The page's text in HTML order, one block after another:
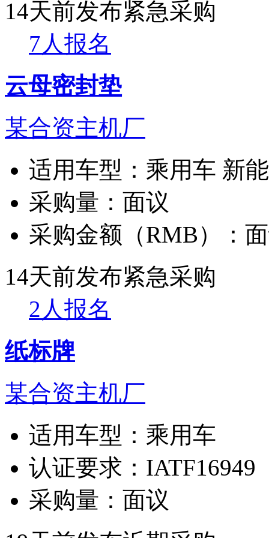
14天前发布紧急采购
7人报名
云母密封垫
某合资主机厂
适用车型： 乘用车 新
采购量： 面议
采购金额（RMB）：
14天前发布紧急采购
2人报名
纸标牌
某合资主机厂
适用车型： 乘用车
认证要求： IATF16949
采购量： 面议